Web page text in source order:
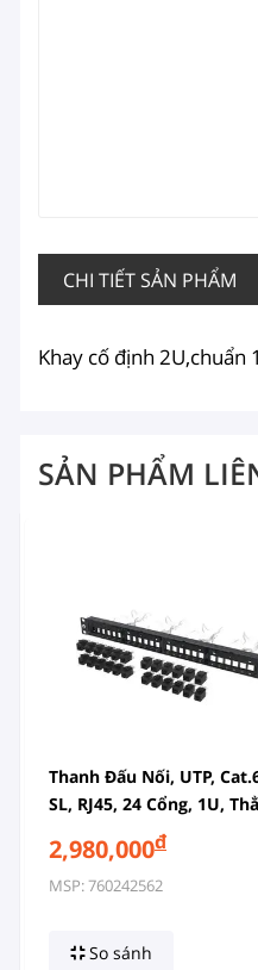
CHI TIẾT SẢN PHẨM
Khay cố định 2U,chuẩn
SẢN PHẨM
Thanh Đấu Nối, UTP,
SL, RJ45, 24 Cổng, 1U,
2,980,000đ
MSP: 760242562
So sánh